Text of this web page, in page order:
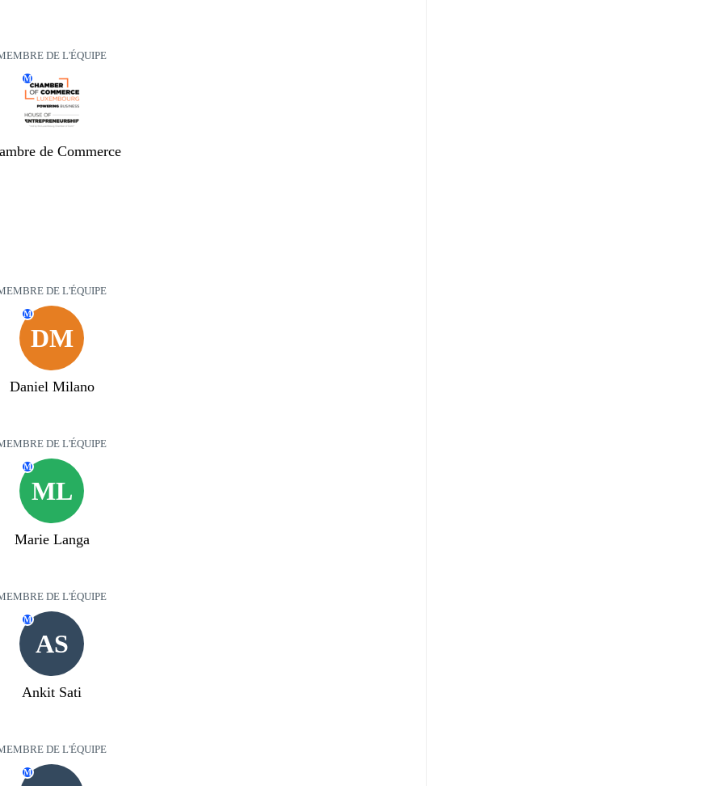
DE L'ÉQUIPE
M
de Commerce
DE L'ÉQUIPE
DM
M
Daniel Milano
DE L'ÉQUIPE
ML
M
Marie Langa
DE L'ÉQUIPE
AS
M
Ankit Sati
DE L'ÉQUIPE
M